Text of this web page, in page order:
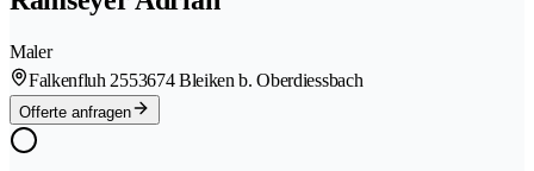
Maler
Falkenfluh 2553674 Bleiken b. Oberdiessbach
Offerte anfragen